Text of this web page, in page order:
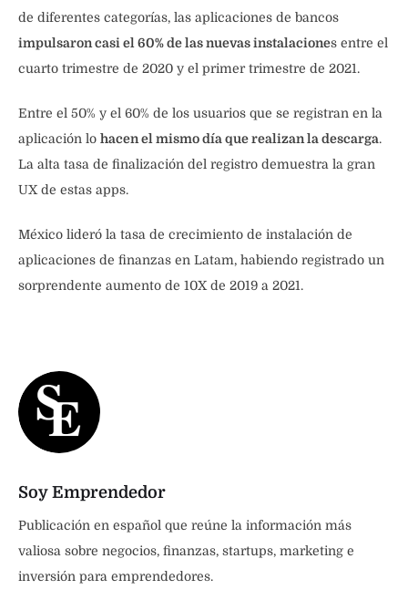
de diferentes categorías, las aplicaciones de bancos
impulsaron casi el 60% de las nuevas instalaciones entre el
cuarto trimestre de 2020 y el primer trimestre de 2021.
Entre el 50% y el 60% de los usuarios que se registran en la
aplicación lo hacen el mismo día que realizan la descarga.
La alta tasa de finalización del registro demuestra la gran
UX de estas apps.
México lideró la tasa de crecimiento de instalación de
aplicaciones de finanzas en Latam, habiendo registrado un
sorprendente aumento de 10X de 2019 a 2021.
Soy Emprendedor
Publicación en español que reúne la información más
valiosa sobre negocios, finanzas, startups, marketing e
inversión para emprendedores.